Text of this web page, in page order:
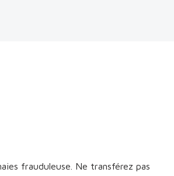
frauduleuse. Ne transférez pas